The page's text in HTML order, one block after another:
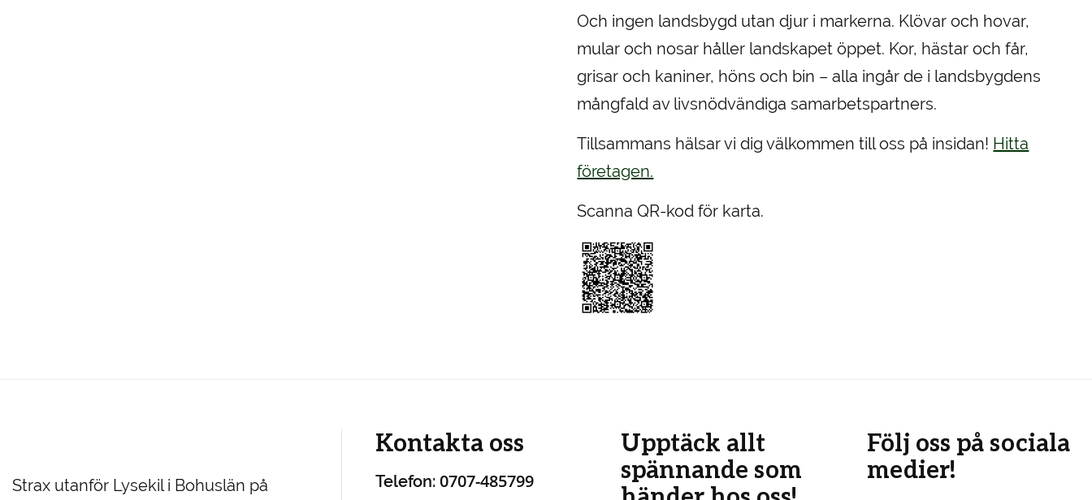
Och ingen landsbygd utan djur i markerna. Klövar och hovar,
mular och nosar håller landskapet öppet. Kor, hästar och får,
grisar och kaniner, höns och bin – alla ingår de i landsbygdens
mångfald av livsnödvändiga samarbetspartners.
Tillsammans hälsar vi dig välkommen till oss på insidan! Hitta
företagen.
Scanna QR-kod för karta.
Strax utanför Lysekil i Bohuslän på
Kontakta oss
Telefon: 0707-485799
Upptäck allt
spännande som
Följ oss på sociala
medier!